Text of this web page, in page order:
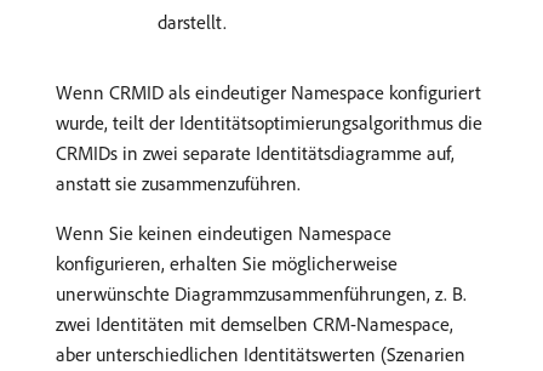
darstellt.
Wenn CRMID als eindeutiger Namespace konfiguriert
wurde, teilt der Identitätsoptimierungsalgorithmus die
CRMIDs in zwei separate Identitätsdiagramme auf,
anstatt sie zusammenzuführen.
Wenn Sie keinen eindeutigen Namespace
konfigurieren, erhalten Sie möglicherweise
unerwünschte Diagrammzusammenführungen, z. B.
zwei Identitäten mit demselben CRM-Namespace,
aber unterschiedlichen Identitätswerten (Szenarien